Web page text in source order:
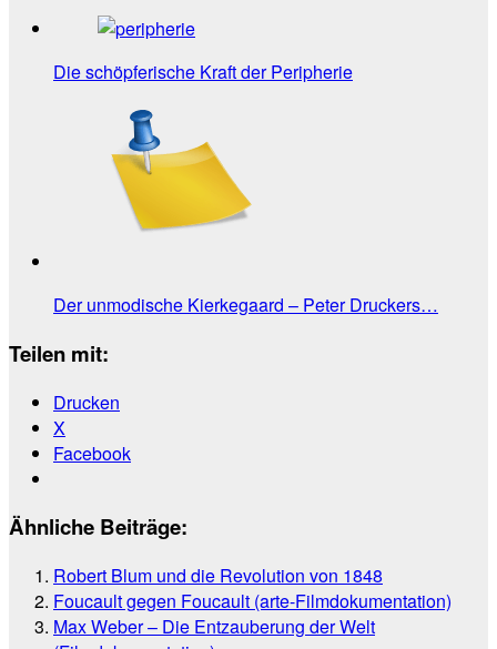
Die schöpferische Kraft der Peripherie
Der unmodische Kierkegaard – Peter Druckers…
Teilen mit:
Drucken
X
Facebook
Ähnliche Beiträge:
Robert Blum und die Revolution von 1848
Foucault gegen Foucault (arte-Filmdokumentation)
Max Weber – Die Entzauberung der Welt